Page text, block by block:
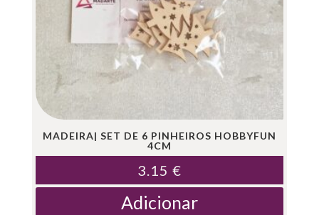
MADEIRA| SET DE 6 PINHEIROS HOBBYFUN
4CM
3.15 €
Adicionar